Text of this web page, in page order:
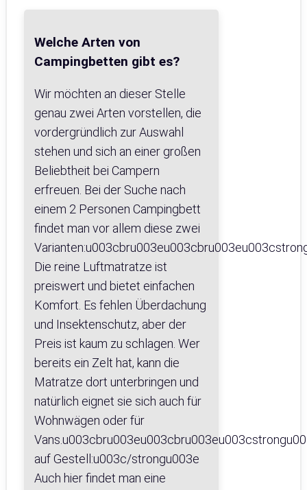
Welche Arten von
Campingbetten gibt es?
Wir möchten an dieser Stelle
genau zwei Arten vorstellen, die
vordergründlich zur Auswahl
stehen und sich an einer großen
Beliebtheit bei Campern
erfreuen. Bei der Suche nach
einem 2 Personen Campingbett
findet man vor allem diese zwei
Die reine Luftmatratze ist
preiswert und bietet einfachen
Komfort. Es fehlen Überdachung
und Insektenschutz, aber der
Preis ist kaum zu schlagen. Wer
bereits ein Zelt hat, kann die
Matratze dort unterbringen und
natürlich eignet sie sich auch für
Wohnwägen oder für
auf Gestell:u003c/strongu003e
Auch hier findet man eine